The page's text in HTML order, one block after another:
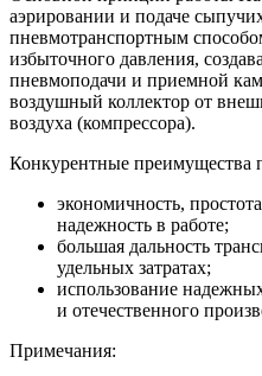
аэрировании и подаче
пневмотранспортным
избыточного давления,
пневмоподачи и приемной
воздушный коллектор от
воздуха (компрессора).
Конкурентные преимущества
экономичность,
надежность в работе;
большая дальность
удельных затратах;
использование
и отечественного
Примечания: